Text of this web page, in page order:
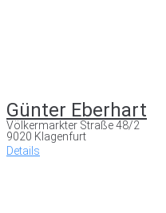
Günter Eberhart
Völkermarkter Straße 48/2
9020 Klagenfurt
Details